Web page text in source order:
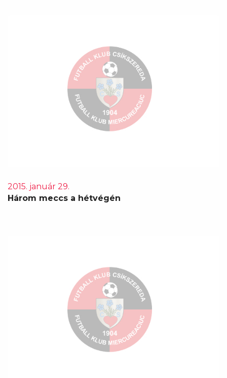
2015. január 29.
Három meccs a hétvégén